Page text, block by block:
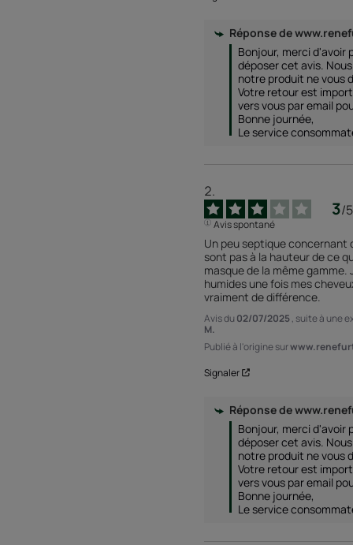
Réponse de
Bonjour, merci d'avoir
déposer cet avis.
notre produit ne vous
Votre retour est
vers vous par email
Bonne journée,
Le service
3/5
Avis spontané
Un peu septique concernant
sont pas à la hauteur de ce
masque de la même gamme.
humides une fois mes
vraiment de différence.
Avis du 02/07/2025, suite à une
M.
Publié à l'origine sur
Signaler
Réponse de
Bonjour, merci d'avoir
déposer cet avis.
notre produit ne vous
Votre retour est
vers vous par email
Bonne journée,
Le service